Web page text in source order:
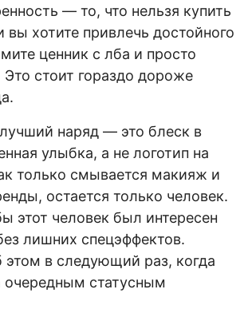
— то, что нельзя купить
вы хотите привлечь достойного
ценник с лба и просто
Это стоит гораздо дороже
наряд — это блеск в
улыбка, а не логотип на
только смывается макияж и
остается только человек.
этот человек был интересен
лишних спецэффектов.
этом в следующий раз, когда
очередным статусным